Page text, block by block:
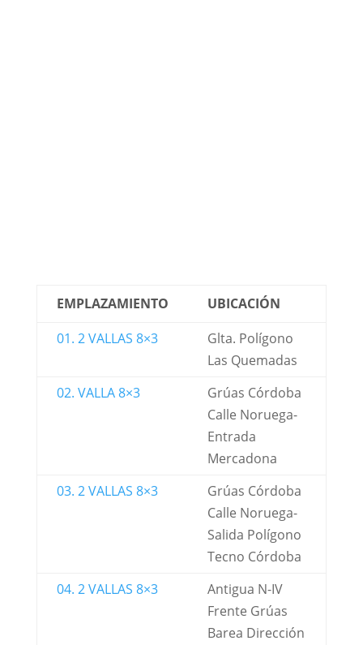
EMPLAZAMIENTO
UBICACIÓN
01. 2 VALLAS 8×3
Glta. Polígono
Las Quemadas
02. VALLA 8×3
Grúas Córdoba
Calle Noruega-
Entrada
Mercadona
03. 2 VALLAS 8×3
Grúas Córdoba
Calle Noruega-
Salida Polígono
Tecno Córdoba
04. 2 VALLAS 8×3
Antigua N-IV
Frente Grúas
Barea Dirección